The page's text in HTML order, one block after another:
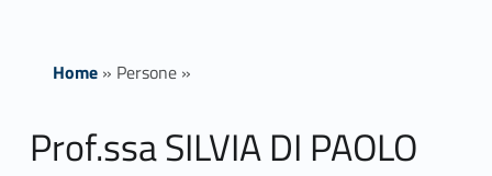
Home» Persone»
Prof.ssa SILVIA DI PAOLO